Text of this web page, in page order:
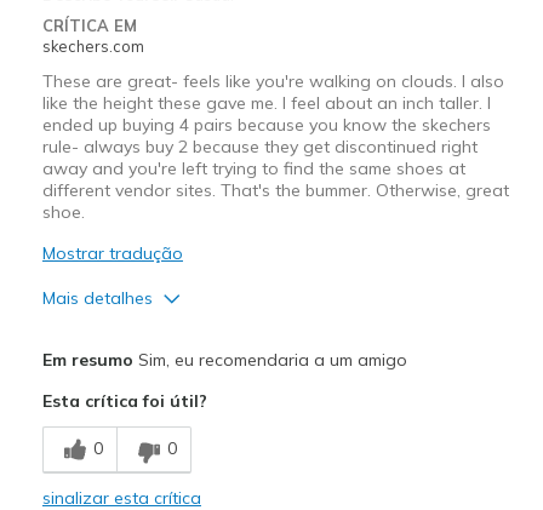
CRÍTICA EM
skechers.com
These are great- feels like you're walking on clouds. I also
like the height these gave me. I feel about an inch taller. I
ended up buying 4 pairs because you know the skechers
rule- always buy 2 because they get discontinued right
away and you're left trying to find the same shoes at
different vendor sites. That's the bummer. Otherwise, great
shoe.
Mostrar tradução
Mais detalhes
Comfortable
Stylish
Em resumo Sim, eu recomendaria a um amigo
Esta crítica foi útil?
0 0
sinalizar esta crítica